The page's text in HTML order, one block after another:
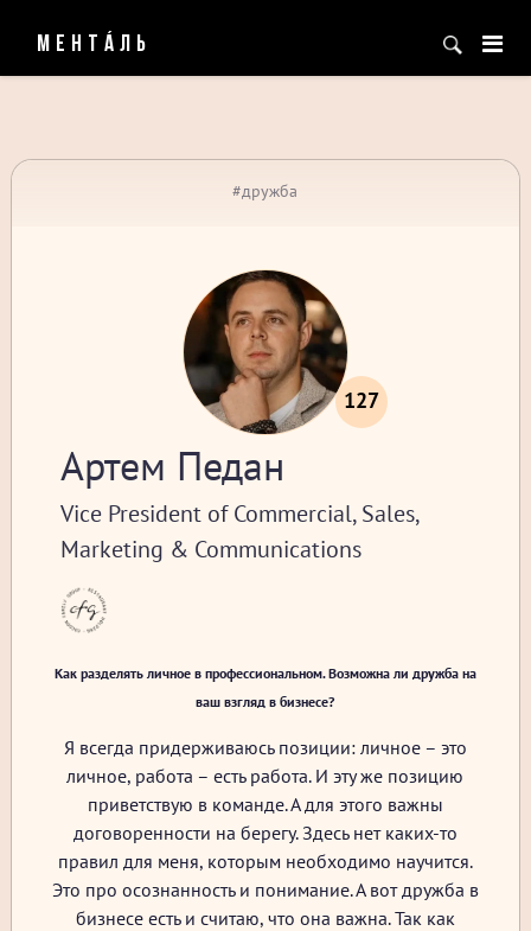
МЕНТÁЛЬ
#дружба
127
Артем Педан
Vice President of Commercial, Sales,
Marketing & Communications
Как разделять личное в профессиональном. Возможна ли дружба на
ваш взгляд в бизнесе?
Я всегда придерживаюсь позиции: личное – это
личное, работа – есть работа. И эту же позицию
приветствую в команде. А для этого важны
договоренности на берегу. Здесь нет каких-то
правил для меня, которым необходимо научится.
Это про осознанность и понимание. А вот дружба в
бизнесе есть и считаю, что она важна. Так как